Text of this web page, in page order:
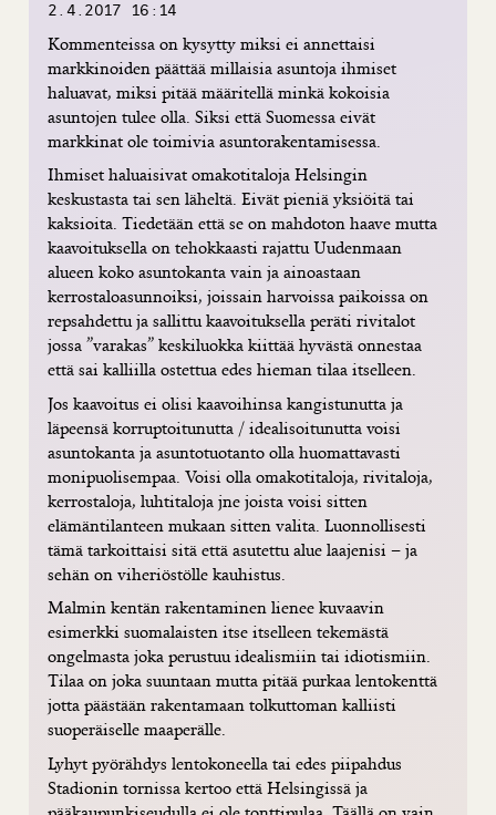
2.4.2017 16:14
Kommenteissa on kysytty miksi ei annettaisi
markkinoiden päättää millaisia asuntoja ihmiset
haluavat, miksi pitää määritellä minkä kokoisia
asuntojen tulee olla. Siksi että Suomessa eivät
markkinat ole toimivia asuntorakentamisessa.
Ihmiset haluaisivat omakotitaloja Helsingin
keskustasta tai sen läheltä. Eivät pieniä yksiöitä tai
kaksioita. Tiedetään että se on mahdoton haave mutta
kaavoituksella on tehokkaasti rajattu Uudenmaan
alueen koko asuntokanta vain ja ainoastaan
kerrostaloasunnoiksi, joissain harvoissa paikoissa on
repsahdettu ja sallittu kaavoituksella peräti rivitalot
jossa ”varakas” keskiluokka kiittää hyvästä onnestaa
että sai kalliilla ostettua edes hieman tilaa itselleen.
Jos kaavoitus ei olisi kaavoihinsa kangistunutta ja
läpeensä korruptoitunutta / idealisoitunutta voisi
asuntokanta ja asuntotuotanto olla huomattavasti
monipuolisempaa. Voisi olla omakotitaloja, rivitaloja,
kerrostaloja, luhtitaloja jne joista voisi sitten
elämäntilanteen mukaan sitten valita. Luonnollisesti
tämä tarkoittaisi sitä että asutettu alue laajenisi – ja
sehän on viheriöstölle kauhistus.
Malmin kentän rakentaminen lienee kuvaavin
esimerkki suomalaisten itse itselleen tekemästä
ongelmasta joka perustuu idealismiin tai idiotismiin.
Tilaa on joka suuntaan mutta pitää purkaa lentokenttä
jotta päästään rakentamaan tolkuttoman kalliisti
suoperäiselle maaperälle.
Lyhyt pyörähdys lentokoneella tai edes piipahdus
Stadionin tornissa kertoo että Helsingissä ja